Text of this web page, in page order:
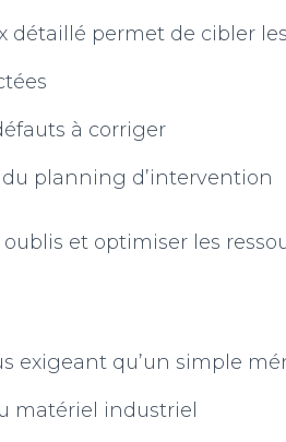
permet de cibler
à corriger
planning d’intervention
et optimiser les
exigeant qu’un simple
matériel industriel